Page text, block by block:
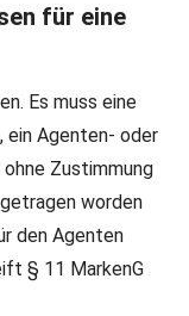
für eine
Es muss eine
ein Agenten- oder
Zustimmung
worden
den Agenten
§ 11 MarkenG